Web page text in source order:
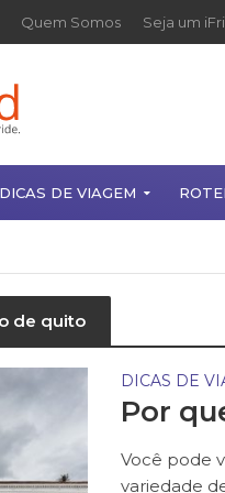
Quem Somos Seja um
DICAS DE VIAGEM
de quito
DICAS DE
Por
Você pode
variedade